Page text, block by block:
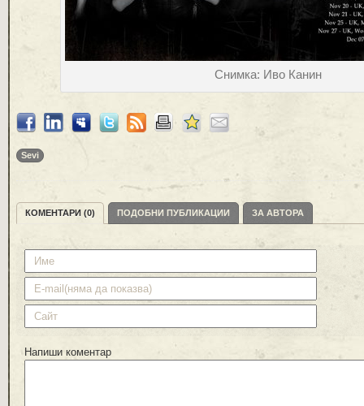
Снимка: Иво Канин
Sevi
КОМЕНТАРИ (0) ПОДОБНИ ПУБЛИКАЦИИ ЗА АВТОРА
Напиши коментар